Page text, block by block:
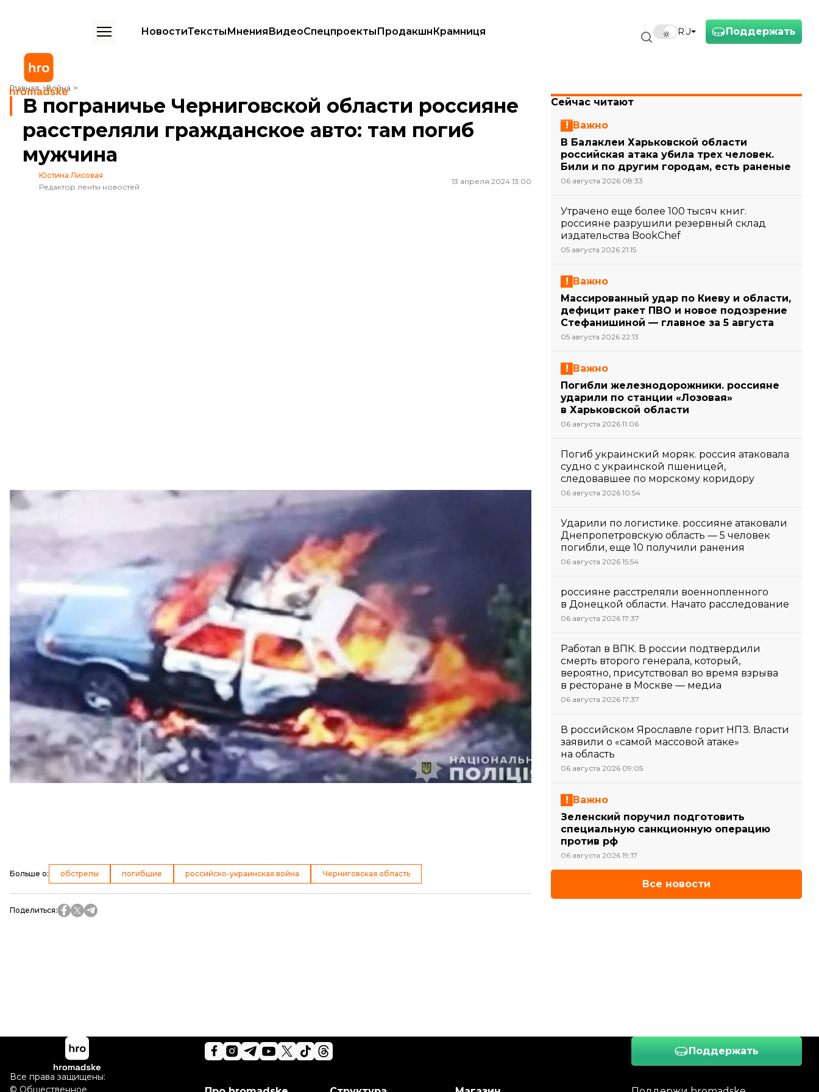
Поддержать
RU
НовостиТекстыМненияВидеоСпецпроектыПродакшнКрамниця
Главная Война
В пограничье Черниговской области россияне расстреляли гражданское авто: там погиб мужчина
В пограничье Черниговской области россияне
расстреляли гражданское авто: там погиб
мужчина
Юстина Лисовая
Редактор ленты новостей
13 апреля 2024 13:00
В приграничье Черниговской области россияне расстреляли авто
Национальная полиция
В пограничье Черниговской области российские военные расстреляли гражданское авто, в
Об этом сообщили глава областной военной администрации Вячеслав Чаус
внутренних дел
Событие произошло в приграничье Новгород-Северского района области. российские военные
прицельно ударили по гражданскому автомобилю, в котором ехал мужчина, везший продукты
жителям сел в пограничные.
В результате обстрела машина загорелась, а мужчина 1990 года рождения получил смертельные
ранения. В настоящее время на месте обстрела работают все необходимые службы, отметил глава
ОВА.
Больше о: обстрелы погибшие российско-украинская война Черниговская область
Поделиться:
Сейчас читают
Важно
В Балаклеи Харьковской области
российская атака убила трех человек.
Били и по другим городам, есть раненые
06 августа 2026 08:33
Утрачено еще более 100 тысяч книг.
россияне разрушили резервный склад
издательства BookChef
05 августа 2026 21:15
Важно
Массированный удар по Киеву и области,
дефицит ракет ПВО и новое подозрение
Стефанишиной — главное за 5 августа
05 августа 2026 22:13
Важно
Погибли железнодорожники. россияне
ударили по станции «Лозовая»
в Харьковской области
06 августа 2026 11:06
Погиб украинский моряк. россия атаковала
судно с украинской пшеницей,
следовавшее по морскому коридору
06 августа 2026 10:54
Ударили по логистике. россияне атаковали
Днепропетровскую область — 5 человек
погибли, еще 10 получили ранения
06 августа 2026 15:54
россияне расстреляли военнопленного
в Донецкой области. Начато расследование
06 августа 2026 17:37
Работал в ВПК. В россии подтвердили
смерть второго генерала, который,
вероятно, присутствовал во время взрыва
в ресторане в Москве — медиа
06 августа 2026 17:37
В российском Ярославле горит НПЗ. Власти
заявили о «самой массовой атаке»
на область
06 августа 2026 09:05
Важно
Зеленский поручил подготовить
специальную санкционную операцию
против рф
06 августа 2026 19:17
Все новости
Поддержать
Все права защищены: